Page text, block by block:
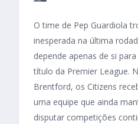
O time de Pep Guardiola
inesperada na última
depende apenas de si
título da Premier League.
Brentford, os Citizens
uma equipe que ainda
disputar competições